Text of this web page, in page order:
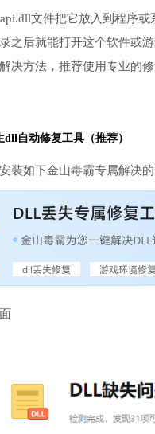
文件把它放入到程序
之后就能打开这个软件或
决方法，推荐使用专业的
dll自动修复工具（推荐）
装如下金山毒霸专属解决